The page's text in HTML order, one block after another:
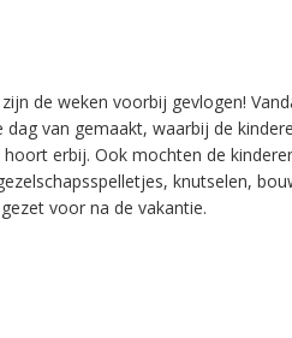
de weken voorbij gevlogen!
dag van gemaakt, waarbij de
erbij. Ook mochten de
knutselen,
voor na de vakantie.